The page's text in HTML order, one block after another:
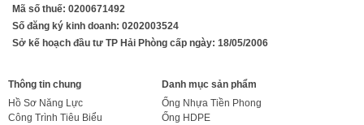
Mã số thuế: 0200671492
Số đăng ký kinh doanh: 0202003524
Sở kế hoạch đầu tư TP Hải Phòng cấp ngày: 18/05/2006
Thông tin chung
Hồ Sơ Năng Lực
Công Trình Tiêu Biểu
Danh mục sản phẩm
Ống Nhựa Tiền Phong
Ống HDPE